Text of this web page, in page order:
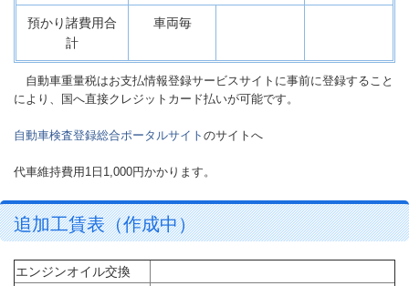
預かり諸費用合
計
車両毎
自動車重量税はお支払情報登録サービスサイトに事前に登録すること
により、国へ直接クレジットカード払いが可能です。
自動車検査登録総合ポータルサイト のサイトへ
代車維持費用1日1,000円かかります。
追加工賃表（作成中）
エンジンオイル交換